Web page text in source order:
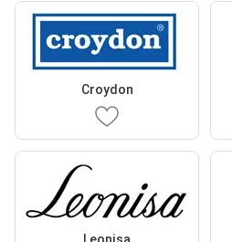
Croydon